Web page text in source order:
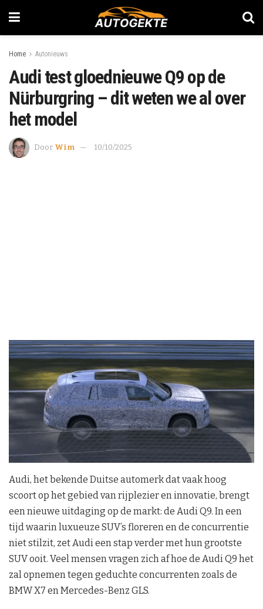
Home Autonieuws
Audi test gloednieuwe Q9 op de
Nürburgring – dit weten we al over
het model
Door Wim 10/10/2025
Audi, het bekende Duitse automerk dat vaak hoog
scoort op het gebied van rijplezier en innovatie, brengt
een nieuwe uitdaging op de markt: de Audi Q9. In een
tijd waarin luxueuze SUV’s floreren en de concurrentie
niet stilzit, zet Audi een stap verder met hun grootste
SUV ooit. Veel mensen vragen zich af hoe de Audi Q9 het
zal opnemen tegen geduchte concurrenten zoals de
BMW X7 en Mercedes-Benz GLS.